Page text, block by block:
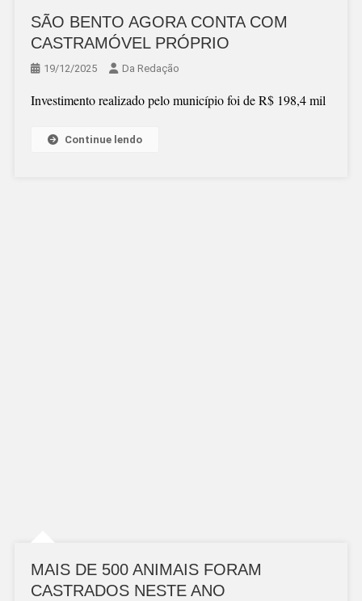
SÃO BENTO AGORA CONTA COM
CASTRAMÓVEL PRÓPRIO
19/12/2025 Da Redação
Investimento realizado pelo município foi de R$ 198,4 mil
Continue lendo
MAIS DE 500 ANIMAIS FORAM
CASTRADOS NESTE ANO